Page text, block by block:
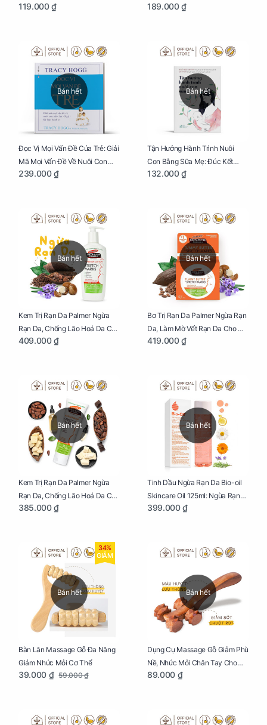
Thấu Hiểu Hơn Về Mẹ Bầu Và
119.000 ₫
Khỏe, Con Yêu Phát Triển Toàn
189.000 ₫
Bán hết
Đọc Vị Mọi Vấn Đề Của Trẻ: Giải
Mã Mọi Vấn Đề Về Nuôi Con
Nhỏ (Ăn, Ngủ, Kỷ Luật Hành Vi),
239.000 ₫
Bán hết
Tận Hưởng Hành Trình Nuôi
Con Bằng Sữa Mẹ: Đúc Kết
Những Kiến Thức Quý Báu Về
Mình Trong Hành Trình Nuôi
132.000 ₫
Bán hết
Kem Trị Rạn Da Palmer Ngừa
Rạn Da, Chống Lão Hoá Da Cho
Mẹ Bầu Chai 250ml
409.000 ₫
Bán hết
Bơ Trị Rạn Da Palmer Ngừa Rạn
Da, Làm Mờ Vết Rạn Da Cho Mẹ
Bầu Hũ 125g
419.000 ₫
Bán hết
Kem Trị Rạn Da Palmer Ngừa
Rạn Da, Chống Lão Hoá Da Cho
Mẹ Bầu Tuýp 125g
385.000 ₫
Bán hết
Tinh Dầu Ngừa Rạn Da Bio-oil
Skincare Oil 125ml: Ngừa Rạn
Da, Chăm Sóc Da Toàn Diện
399.000 ₫
Bán hết
34%
GIẢM
Bàn Lăn Massage Gỗ Đa Năng
Giảm Nhức Mỏi Cơ Thể
39.000 ₫ 59.000 ₫
Bán hết
Dụng Cụ Massage Gỗ Giảm Phù
Nề, Nhức Mỏi Chân Tay Cho
Mẹ Bầu
89.000 ₫